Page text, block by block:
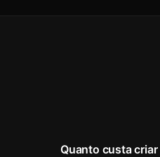
Quanto custa